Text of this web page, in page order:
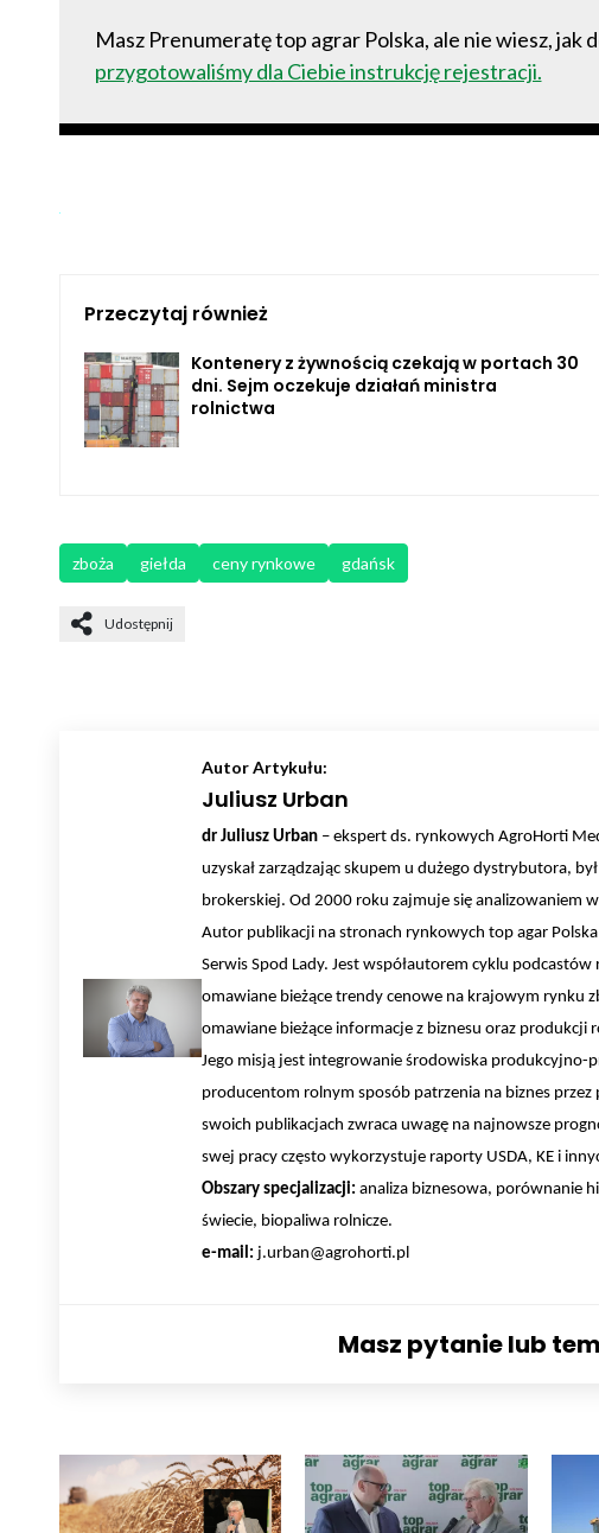
Masz Prenumeratę top agrar Polska, ale nie wiesz, jak
przygotowaliśmy dla Ciebie instrukcję rejestracji.
Przeczytaj również
Kontenery z żywnością czekają w portach 30
dni. Sejm oczekuje działań ministra
rolnictwa
zboża giełda ceny rynkowe gdańsk
Udostępnij
Autor Artykułu:
Juliusz Urban
dr Juliusz Urban– ekspert ds. rynkowych AgroHorti
uzyskał zarządzając skupem u dużego dystrybutora,
brokerskiej. Od 2000 roku zajmuje się analizowaniem
Autor publikacji na stronach rynkowych top agar
Serwis Spod Lady. Jest współautorem cyklu
omawiane bieżące trendy cenowe na krajowym rynku
omawiane bieżące informacje z biznesu oraz produkcji
Jego misją jest integrowanie środowiska produkcyjno-
producentom rolnym sposób patrzenia na biznes
swoich publikacjach zwraca uwagę na najnowsze
swej pracy często wykorzystuje raporty USDA, KE i
Obszary specjalizacji: analiza biznesowa, porównanie
świecie, biopaliwa rolnicze.
e-mail: j.urban@agrohorti.pl
Masz pytanie lub